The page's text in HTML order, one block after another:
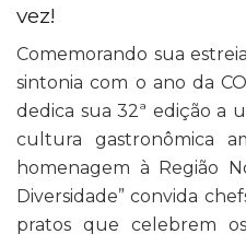
vez!
Comemorando sua
sintonia com o ano da
dedica sua 32ª edição a
cultura gastronômica
homenagem à Região
Diversidade” convida
pratos que celebrem